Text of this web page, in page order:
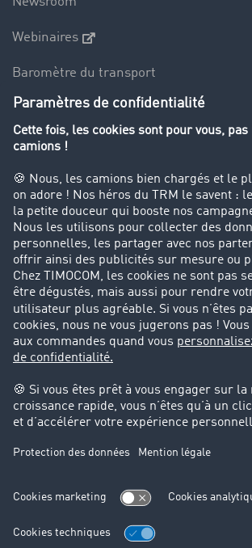
Webinaires
Baromètre du transport
Le dictionnaire du transport
Interdiction de circulation des poids
Entreprise
Parrainage clients
Success Stories
Cadre légal
Mentions légales
Protection des données
Cookie-Einstellungen
Support